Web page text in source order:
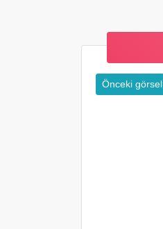
Önceki görsel